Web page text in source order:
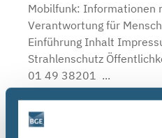
Mobilfunk: Informationen
Verantwortung für
Einführung Inhalt
Strahlenschutz
01 49 38201 ...
Dateityp: PDF |
31.01.2017 | Upload am: